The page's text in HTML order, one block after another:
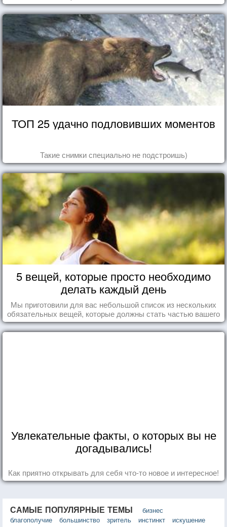
ТОП 25 удачно подловивших моментов
Такие снимки специально не подстроишь)
5 вещей, которые просто необходимо
делать каждый день
Мы приготовили для вас небольшой список из нескольких
обязательных вещей, которые должны стать частью вашего
дня.
Увлекательные факты, о которых вы не
догадывались!
Как приятно открывать для себя что-то новое и интересное!
САМЫЕ ПОПУЛЯРНЫЕ ТЕМЫ
бизнес
благополучие
большинство зритель инстинкт
искушение